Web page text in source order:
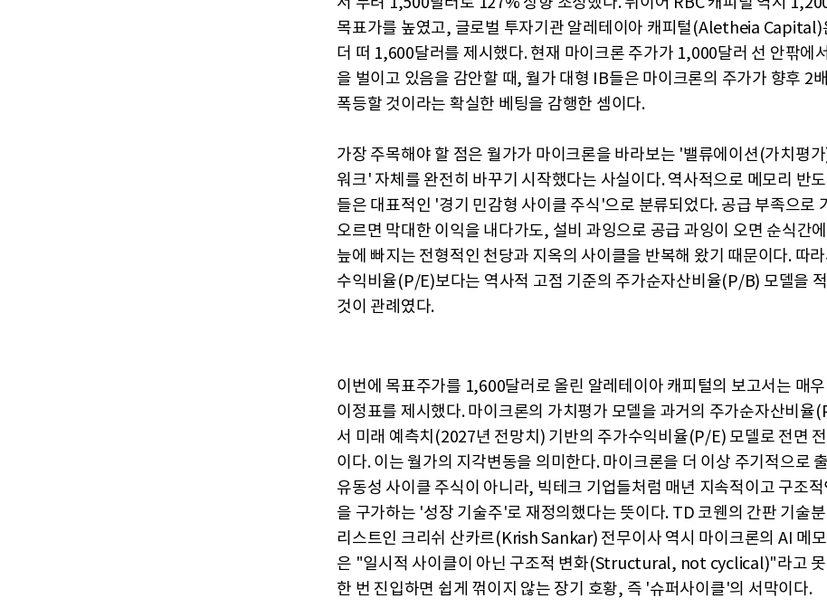
목표가를 높였고, 글로벌 투자기관 알레테이아 캐피털(Aletheia Capital)
더 떠 1,600달러를 제시했다. 현재 마이크론 주가가 1,000달러 선 안팎에
을 벌이고 있음을 감안할 때, 월가 대형 IB들은 마이크론의 주가가 향후 2
폭등할 것이라는 확실한 베팅을 감행한 셈이다.
가장 주목해야 할 점은 월가가 마이크론을 바라보는 '밸류에이션(가치평
워크' 자체를 완전히 바꾸기 시작했다는 사실이다. 역사적으로 메모리 반
들은 대표적인 '경기 민감형 사이클 주식'으로 분류되었다. 공급 부족으로
오르면 막대한 이익을 내다가도, 설비 과잉으로 공급 과잉이 오면 순식간에
늪에 빠지는 전형적인 천당과 지옥의 사이클을 반복해 왔기 때문이다. 따
수익비율(P/E)보다는 역사적 고점 기준의 주가순자산비율(P/B) 모델을
것이 관례였다.
이번에 목표주가를 1,600달러로 올린 알레테이아 캐피털의 보고서는 매
이정표를 제시했다. 마이크론의 가치평가 모델을 과거의 주가순자산비율
서 미래 예측치(2027년 전망치) 기반의 주가수익비율(P/E) 모델로 전면
이다. 이는 월가의 지각변동을 의미한다. 마이크론을 더 이상 주기적으로
유동성 사이클 주식이 아니라, 빅테크 기업들처럼 매년 지속적이고 구조
을 구가하는 '성장 기술주'로 재정의했다는 뜻이다. TD 코웬의 간판 기술
리스트인 크리쉬 산카르(Krish Sankar) 전무이사 역시 마이크론의 AI 메
은 "일시적 사이클이 아닌 구조적 변화(Structural, not cyclical)"라고 못
한 번 진입하면 쉽게 꺾이지 않는 장기 호황, 즉 '슈퍼사이클'의 서막이다.